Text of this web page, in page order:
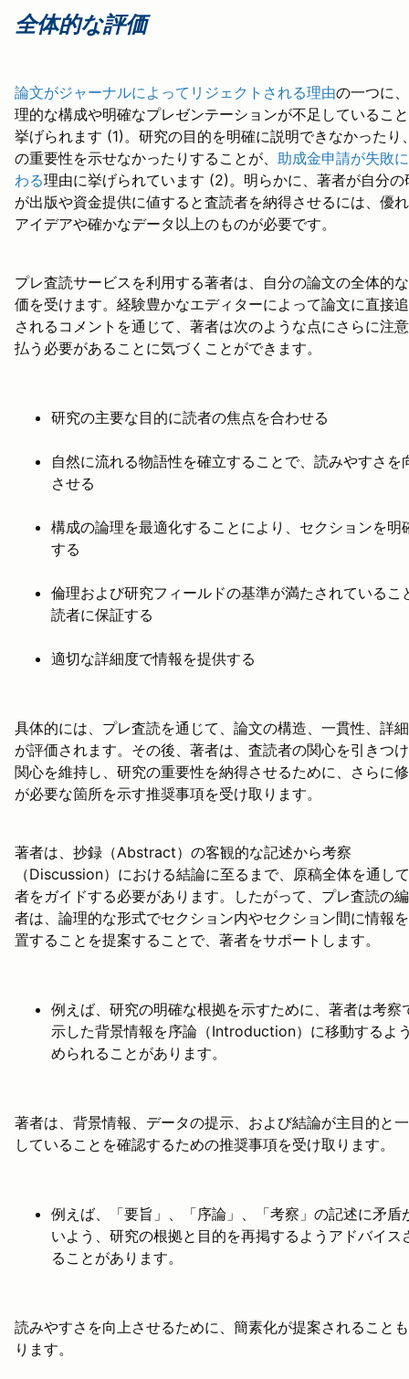
全体的な評価
論文がジャーナルによってリジェクトされる理由の一つに
理的な構成や明確なプレゼンテーションが不足しているこ
挙げられます (1)。研究の目的を明確に説明できなかったり
の重要性を示せなかったりすることが、 助成金申請が失敗
わる理由に挙げられています (2)。明らかに、著者が自分の
が出版や資金提供に値すると査読者を納得させるには、優
アイデアや確かなデータ以上のものが必要です。
プレ査読サービスを利用する著者は、自分の論文の全体的
価を受けます。経験豊かなエディターによって論文に直接
されるコメントを通じて、著者は次のような点にさらに注
払う必要があることに気づくことができます。
研究の主要な目的に読者の焦点を合わせる
自然に流れる物語性を確立することで、読みやすさを
させる
構成の論理を最適化することにより、セクションを明
する
倫理および研究フィールドの基準が満たされているこ
読者に保証する
適切な詳細度で情報を提供する
具体的には、プレ査読を通じて、論文の構造、一貫性、詳
が評価されます。その後、著者は、査読者の関心を引きつ
関心を維持し、研究の重要性を納得させるために、さらに
が必要な箇所を示す推奨事項を受け取ります。
著者は、抄録（Abstract）の客観的な記述から考察
（Discussion）における結論に至るまで、原稿全体を通し
者をガイドする必要があります。したがって、プレ査読の
者は、論理的な形式でセクション内やセクション間に情報
置することを提案することで、著者をサポートします。
例えば、研究の明確な根拠を示すために、著者は考察
示した背景情報を序論（Introduction）に移動するよ
められることがあります。
著者は、背景情報、データの提示、および結論が主目的と
していることを確認するための推奨事項を受け取ります。
例えば、「要旨」、「序論」、「考察」の記述に矛盾
いよう、研究の根拠と目的を再掲するようアドバイス
ることがあります。
読みやすさを向上させるために、簡素化が提案されること
ります。